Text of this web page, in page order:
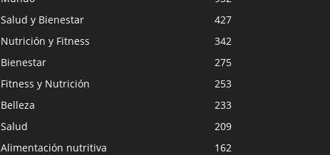
Salud y Bienestar
427
Nutrición y Fitness
342
Bienestar
275
Fitness y Nutrición
253
Belleza
233
Salud
209
Alimentación nutritiva
162